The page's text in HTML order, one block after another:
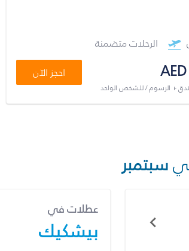
الرحلات متضمنة
+ الرسوم / للشخص الواحد
احجز الآن
سبتمبر
عطلات في
بيشكيك